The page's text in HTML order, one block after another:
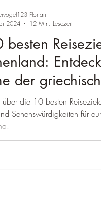
Reiseziel Australien
Reiseziel Frankreich
besten
der
über die 10 besten
Sehenswürdigkeiten für
Florian
2024
12 Min. Lesezeit